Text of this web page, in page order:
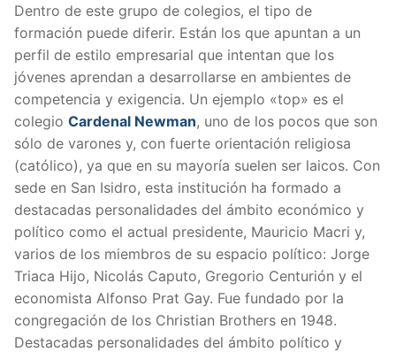
Dentro de este grupo de colegios, el tipo de
formación puede diferir. Están los que apuntan a un
perfil de estilo empresarial que intentan que los
jóvenes aprendan a desarrollarse en ambientes de
competencia y exigencia. Un ejemplo «top» es el
colegio Cardenal Newman, uno de los pocos que son
sólo de varones y, con fuerte orientación religiosa
(católico), ya que en su mayoría suelen ser laicos. Con
sede en San Isidro, esta institución ha formado a
destacadas personalidades del ámbito económico y
político como el actual presidente, Mauricio Macri y,
varios de los miembros de su espacio político: Jorge
Triaca Hijo, Nicolás Caputo, Gregorio Centurión y el
economista Alfonso Prat Gay. Fue fundado por la
congregación de los Christian Brothers en 1948.
Destacadas personalidades del ámbito político y